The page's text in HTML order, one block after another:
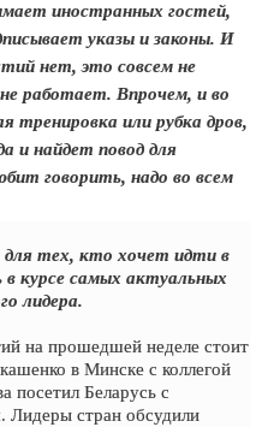
иностранных гостей,
указы и законы. И
нет, это совсем не
работает. Впрочем, и во
тренировка или рубка дров,
и найдет повод для
говорить, надо во всем
тех, кто хочет идти в
в курсе самых актуальных
лидера.
на прошедшей неделе стоит
в Минске с коллегой
посетил Беларусь с
Лидеры стран обсудили